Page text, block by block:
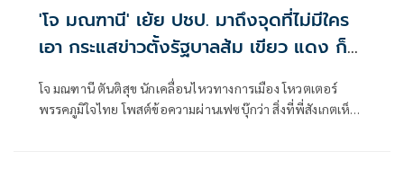
'โจ มณฑานี' เย้ย ปชป. มาถึงจุดที่ไม่มีใคร
เอา กระแสข่าวตั้งรัฐบาลส้ม เขียว แดง ก็
โจ มณฑานี ตันติสุข นักเคลื่อนไหวทางการเมือง โหวตเตอร์
พรรคภูมิใจไทย โพสต์ข้อความผ่านเฟซบุ๊กว่า สิ่งที่พี่สังเกตเห็น